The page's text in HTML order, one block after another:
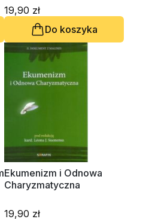
19,90 zł
Do koszyka
Ekumenizm i Odnowa
Charyzmatyczna
19,90 zł